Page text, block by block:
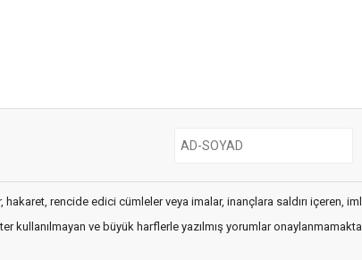
hakaret, rencide edici cümleler veya imalar, inançlara saldırı içeren,
kullanılmayan ve büyük harflerle yazılmış yorumlar